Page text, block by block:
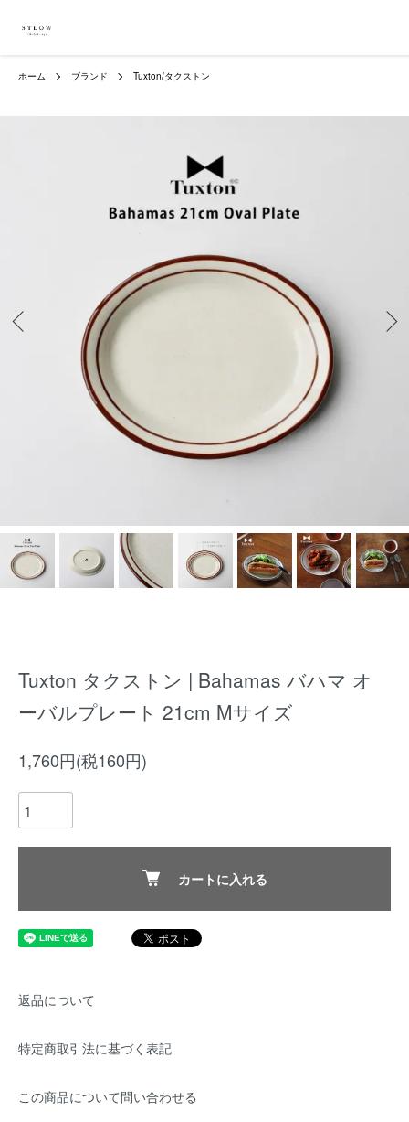
ホーム ブランド Tuxton/タクストン
Tuxton タクストン | Bahamas バハマ オ
ーバルプレート 21cm Mサイズ
1,760円(税160円)
カートに入れる
返品について
特定商取引法に基づく表記
この商品について問い合わせる